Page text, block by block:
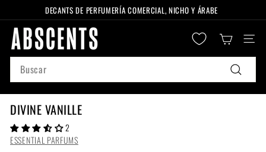
directamente
contenido
diapositivas
DECANTS DE PERFUMERÍA COMERCIAL, NICHO Y ÁRABE
A
B
S
C
E
N
T
S
Search
Buscar
DIVINE VANILLE
2
ESSENTIAL PARFUMS